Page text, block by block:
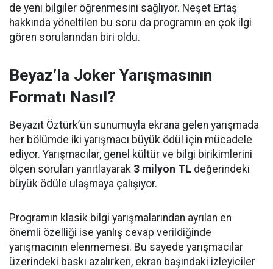
de yeni bilgiler öğrenmesini sağlıyor. Neşet Ertaş
hakkında yöneltilen bu soru da programın en çok ilgi
gören sorularından biri oldu.
Beyaz’la Joker Yarışmasının
Formatı Nasıl?
Beyazıt Öztürk’ün sunumuyla ekrana gelen yarışmada
her bölümde iki yarışmacı büyük ödül için mücadele
ediyor. Yarışmacılar, genel kültür ve bilgi birikimlerini
ölçen soruları yanıtlayarak 3 milyon TL değerindeki
büyük ödüle ulaşmaya çalışıyor.
Programın klasik bilgi yarışmalarından ayrılan en
önemli özelliği ise yanlış cevap verildiğinde
yarışmacının elenmemesi. Bu sayede yarışmacılar
üzerindeki baskı azalırken, ekran başındaki izleyiciler